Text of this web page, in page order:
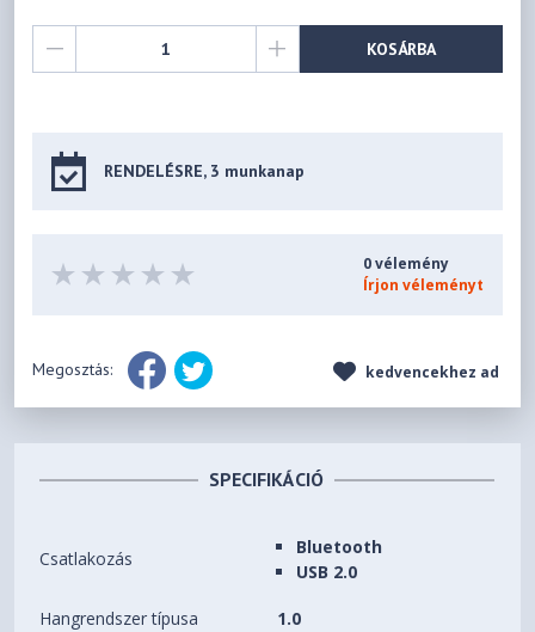
KOSÁRBA
RENDELÉSRE, 3 munkanap
0 vélemény
Írjon véleményt
Megosztás: kedvencekhez ad
SPECIFIKÁCIÓ
Csatlakozás
Bluetooth
USB 2.0
Hangrendszer típusa 1.0